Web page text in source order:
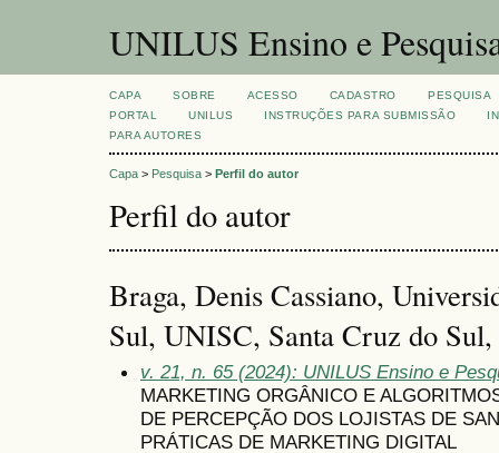
UNILUS Ensino e
CAPA SOBRE ACESSO CADASTRO
PESQUISA
PORTAL
UNILUS INSTRUÇÕES PARA SUBMISSÃO
PARA AUTORES
Capa > Pesquisa > Perfil do autor
Perfil do autor
Braga, Denis Cassiano,
Sul, UNISC, Santa Cruz do
v. 21, n. 65 (2024): UNILUS Ensino e
MARKETING ORGÂNICO E
DE PERCEPÇÃO DOS LOJISTAS DE
PRÁTICAS DE MARKETING DIGITAL